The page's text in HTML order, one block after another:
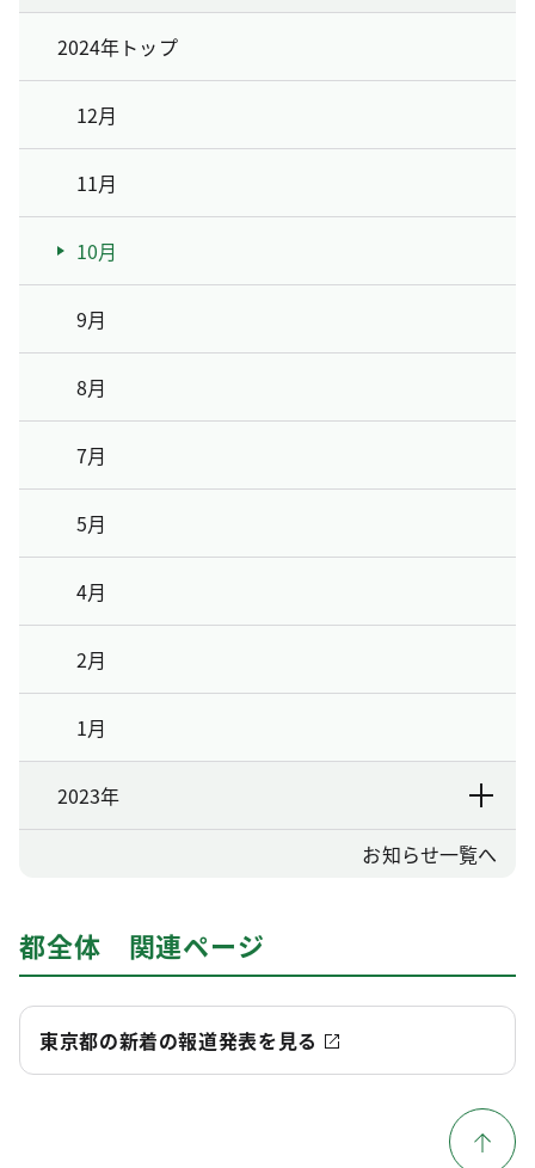
2024年トップ
12月
11月
10月
9月
8月
7月
5月
4月
2月
1月
2023年
お知らせ一覧へ
都全体 関連ページ
東京都の新着の報道発表を見る